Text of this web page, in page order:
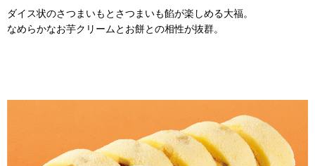
ダイス状のさつまいもとさつまいも餡が楽しめる大福。
なめらかなお芋クリームとお餅との相性が抜群。